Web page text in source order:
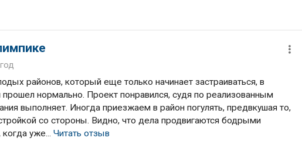
районов, который еще только начинает застраиваться, в
нормально. Проект понравился, судя по реализованным
выполняет. Иногда приезжаем в район погулять, предвкушая то,
со стороны. Видно, что дела продвигаются бодрыми
когда уже...Читать отзыв